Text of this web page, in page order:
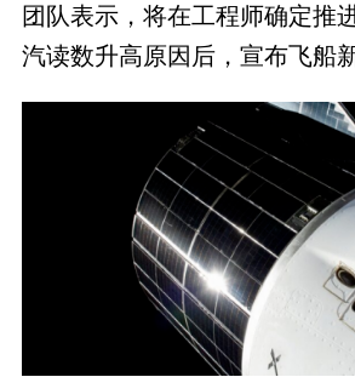
团队表示，将在工程师确定推
汽读数升高原因后，宣布飞船